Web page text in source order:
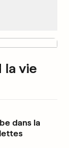
la vie
dans la